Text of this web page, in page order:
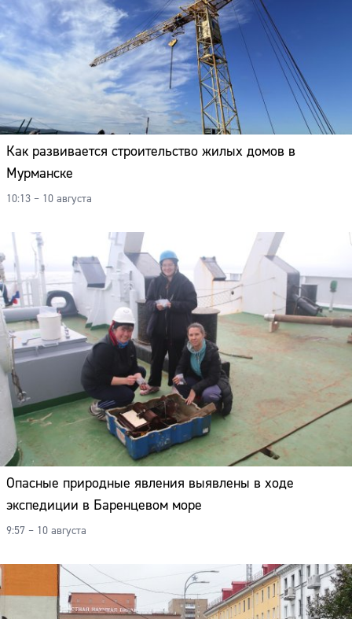
Как развивается строительство жилых домов в
Мурманске
10:13 – 10 августа
Опасные природные явления выявлены в ходе
экспедиции в Баренцевом море
9:57 – 10 августа